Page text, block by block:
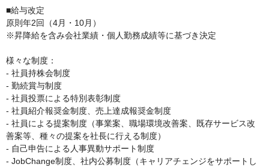
■給与改定
原則年2回（4月・10月）
※昇降給を含み会社業績・個人勤務成績等に基づき決定
様々な制度：
- 社員持株会制度
- 勤続賞与制度
- 社員投票による特別表彰制度
- 社員紹介報奨金制度、売上達成報奨金制度
- 社員による提案制度（事業案、職場環境改善案、既存サービス改
善案等、種々の提案を社長に行える制度）
- 自己申告による人事異動サポート制度
- JobChange制度、社内公募制度（キャリアチェンジをサポートし